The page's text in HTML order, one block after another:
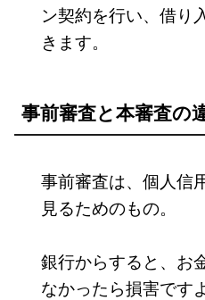
ン契約を行い、借り
きます。
事前審査と本審査の
事前審査は、個人信
見るためのもの。
銀行からすると、お
なかったら損害です